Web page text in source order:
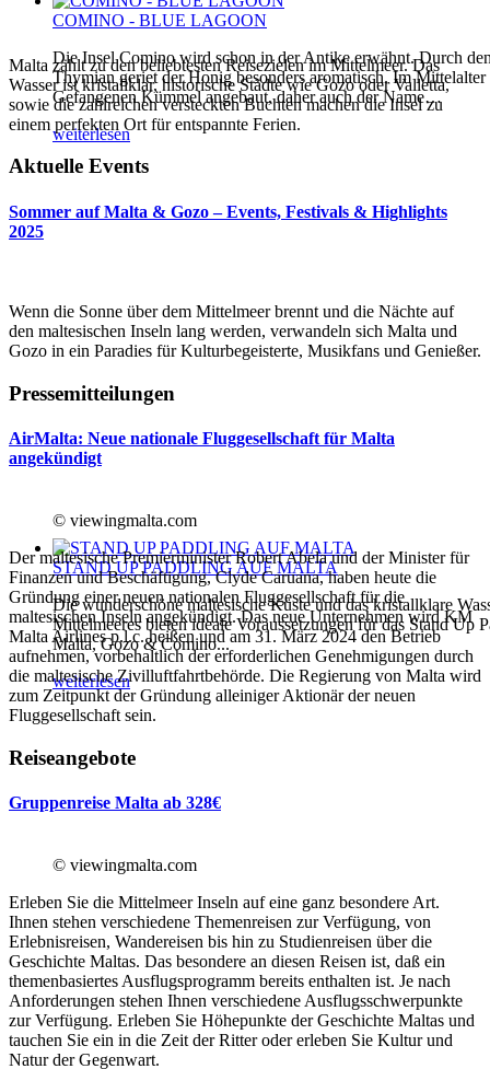
COMINO - BLUE LAGOON
Die Insel Comino wird schon in der Antike erwähnt. Durch
Thymian geriet der Honig besonders aromatisch. Im
Gefangenen Kümmel angebaut, daher auch der Name…
weiterlesen
STAND UP PADDLING AUF MALTA
Die wunderschöne maltesische Küste und das kristallklare
Mittelmeeres bieten ideale Voraussetzungen für das Stand Up
Malta, Gozo & Comino...
weiterlesen
Malta zählt zu den beliebtesten Reisezielen im Mittelmeer. Das
Wasser ist kristallklar, historische Städte wie Gozo oder Valletta,
sowie die zahlreichen versteckten Buchten machen die Insel zu
einem perfekten Ort für entspannte Ferien.
Aktuelle Events
Sommer auf Malta & Gozo – Events, Festivals & Highlights
2025
Wenn die Sonne über dem Mittelmeer brennt und die Nächte auf
den maltesischen Inseln lang werden, verwandeln sich Malta und
Gozo in ein Paradies für Kulturbegeisterte, Musikfans und Genießer.
Pressemitteilungen
AirMalta: Neue nationale Fluggesellschaft für Malta
angekündigt
© viewingmalta.com
Der maltesische Premierminister Robert Abela und der Minister für
Finanzen und Beschäftigung, Clyde Caruana, haben heute die
Gründung einer neuen nationalen Fluggesellschaft für die
maltesischen Inseln angekündigt. Das neue Unternehmen wird KM
Malta Airlines p.l.c. heißen und am 31. März 2024 den Betrieb
aufnehmen, vorbehaltlich der erforderlichen Genehmigungen durch
die maltesische Zivilluftfahrtbehörde. Die Regierung von Malta wird
zum Zeitpunkt der Gründung alleiniger Aktionär der neuen
Fluggesellschaft sein.
Reiseangebote
Gruppenreise Malta ab 328€
© viewingmalta.com
Erleben Sie die Mittelmeer Inseln auf eine ganz besondere Art.
Ihnen stehen verschiedene Themenreisen zur Verfügung, von
Erlebnisreisen, Wandereisen bis hin zu Studienreisen über die
Geschichte Maltas. Das besondere an diesen Reisen ist, daß ein
themenbasiertes Ausflugsprogramm bereits enthalten ist. Je nach
Anforderungen stehen Ihnen verschiedene Ausflugsschwerpunkte
zur Verfügung. Erleben Sie Höhepunkte der Geschichte Maltas und
tauchen Sie ein in die Zeit der Ritter oder erleben Sie Kultur und
Natur der Gegenwart.